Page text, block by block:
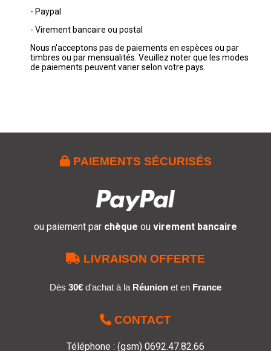
- Paypal
- Virement bancaire ou postal
Nous n'acceptons pas de paiements en espèces ou par
timbres ou par mensualités. Veuillez noter que les modes
de paiements peuvent varier selon votre pays.
 PAIEMENTS SÉCURISÉS
ou paiement par chèque ou virement bancaire
 LIVRAISON OFFERTE
Dès 30€ d'achat à la Réunion et en France
 CONTACT
Téléphone : (gsm) 0692.47.82.66